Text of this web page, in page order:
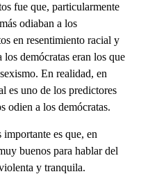
fue que, particularmente
odiaban a los
en resentimiento racial y
demócratas eran los que
En realidad, en
es uno de los predictores
odien a los demócratas.
es que, en
buenos para hablar del
y tranquila.